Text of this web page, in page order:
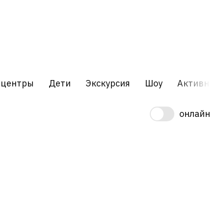
Дети Экскурсия Шоу
онлайн